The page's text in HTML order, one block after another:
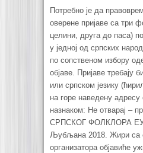
Потребно је да
оверене пријаве са три
целини, друга до паса)
у једној од српских
по сопственом избору
објаве. Пријаве требају
или српском језику
на горе наведену адресу
назнаком: Не отварај –
СРПСКОГ ФОЛКЛОРА
Љубљана 2018. Жири са
организатора објавиће